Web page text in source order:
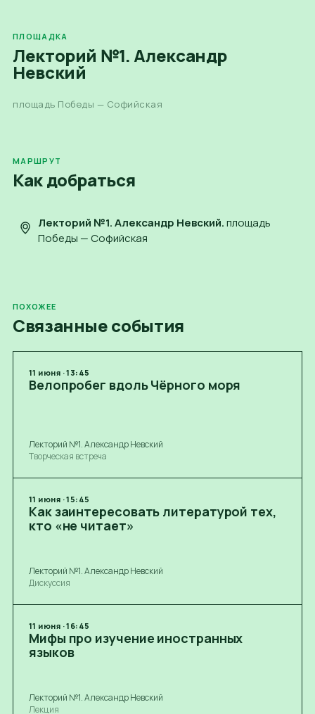
ПЛОЩАДКА
Лекторий №1. Александр
Невский
площадь Победы — Софийская
МАРШРУТ
Как добраться
Лекторий №1. Александр Невский.площадь
Победы — Софийская
ПОХОЖЕЕ
Связанные события
11 июня ·13:45
Велопробег вдоль Чёрного моря
Лекторий №1. Александр Невский
Творческая встреча
11 июня ·15:45
Как заинтересовать литературой тех,
кто «не читает»
Лекторий №1. Александр Невский
Дискуссия
11 июня ·16:45
Мифы про изучение иностранных
языков
Лекторий №1. Александр Невский
Лекция